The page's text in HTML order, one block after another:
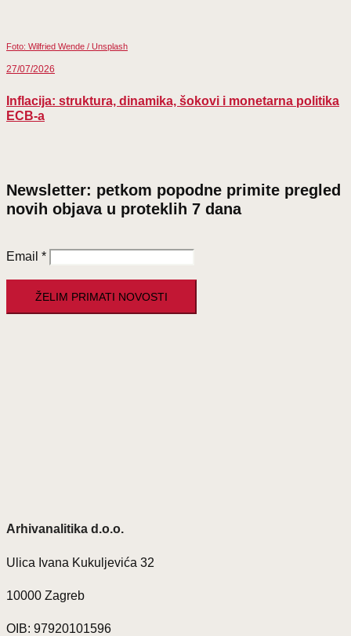
Foto: Wilfried Wende / Unsplash
27/07/2026
Inflacija: struktura, dinamika, šokovi i monetarna politika
ECB-a
Newsletter: petkom popodne primite pregled
novih objava u proteklih 7 dana
Email *
Arhivanalitika d.o.o.
Ulica Ivana Kukuljevića 32
10000 Zagreb
OIB: 97920101596